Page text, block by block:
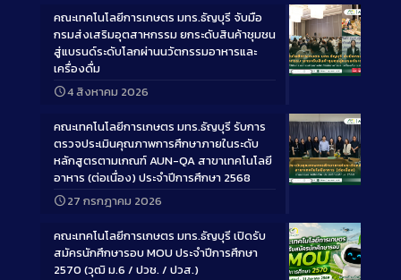
Long
คณะเทคโนโลยีการเกษตร มทร.ธัญบุรี จับมือ
กรมส่งเสริมอุตสาหกรรม ยกระดับสินค้าชุมชน
สู่แบรนด์ระดับโลกผ่านนวัตกรรมอาหารและ
เครื่องดื่ม
4 สิงหาคม 2026
Long
คณะเทคโนโลยีการเกษตร มทร.ธัญบุรี รับการ
ตรวจประเมินคุณภาพการศึกษาภายในระดับ
หลักสูตรตามเกณฑ์ AUN-QA สาขาเทคโนโลยี
อาหาร (ต่อเนื่อง) ประจำปีการศึกษา 2568
27 กรกฎาคม 2026
คณะเทคโนโลยีการเกษตร มทร.ธัญบุรี เปิดรับ
สมัครนักศึกษารอบ MOU ประจำปีการศึกษา
2570 (วุฒิ ม.6 / ปวช. / ปวส.)